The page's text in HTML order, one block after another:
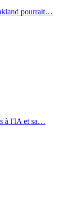
pourrait…
à l'IA et sa…